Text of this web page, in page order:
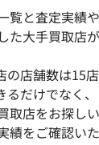
と査定実績
大手買取店
店舗数は15
だけでなく
店をお探しい
をご確認い